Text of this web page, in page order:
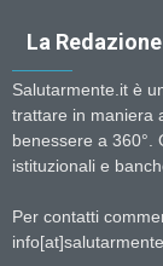
La Redazione
Salutarmente.it è
trattare in maniera
benessere a 360°.
istituzionali e
Per contatti